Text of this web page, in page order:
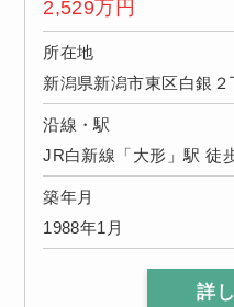
2,529万円
所在地
新潟県新潟市東区白銀２
沿線・駅
JR白新線「大形」駅 徒
築年月
1988年1月
詳